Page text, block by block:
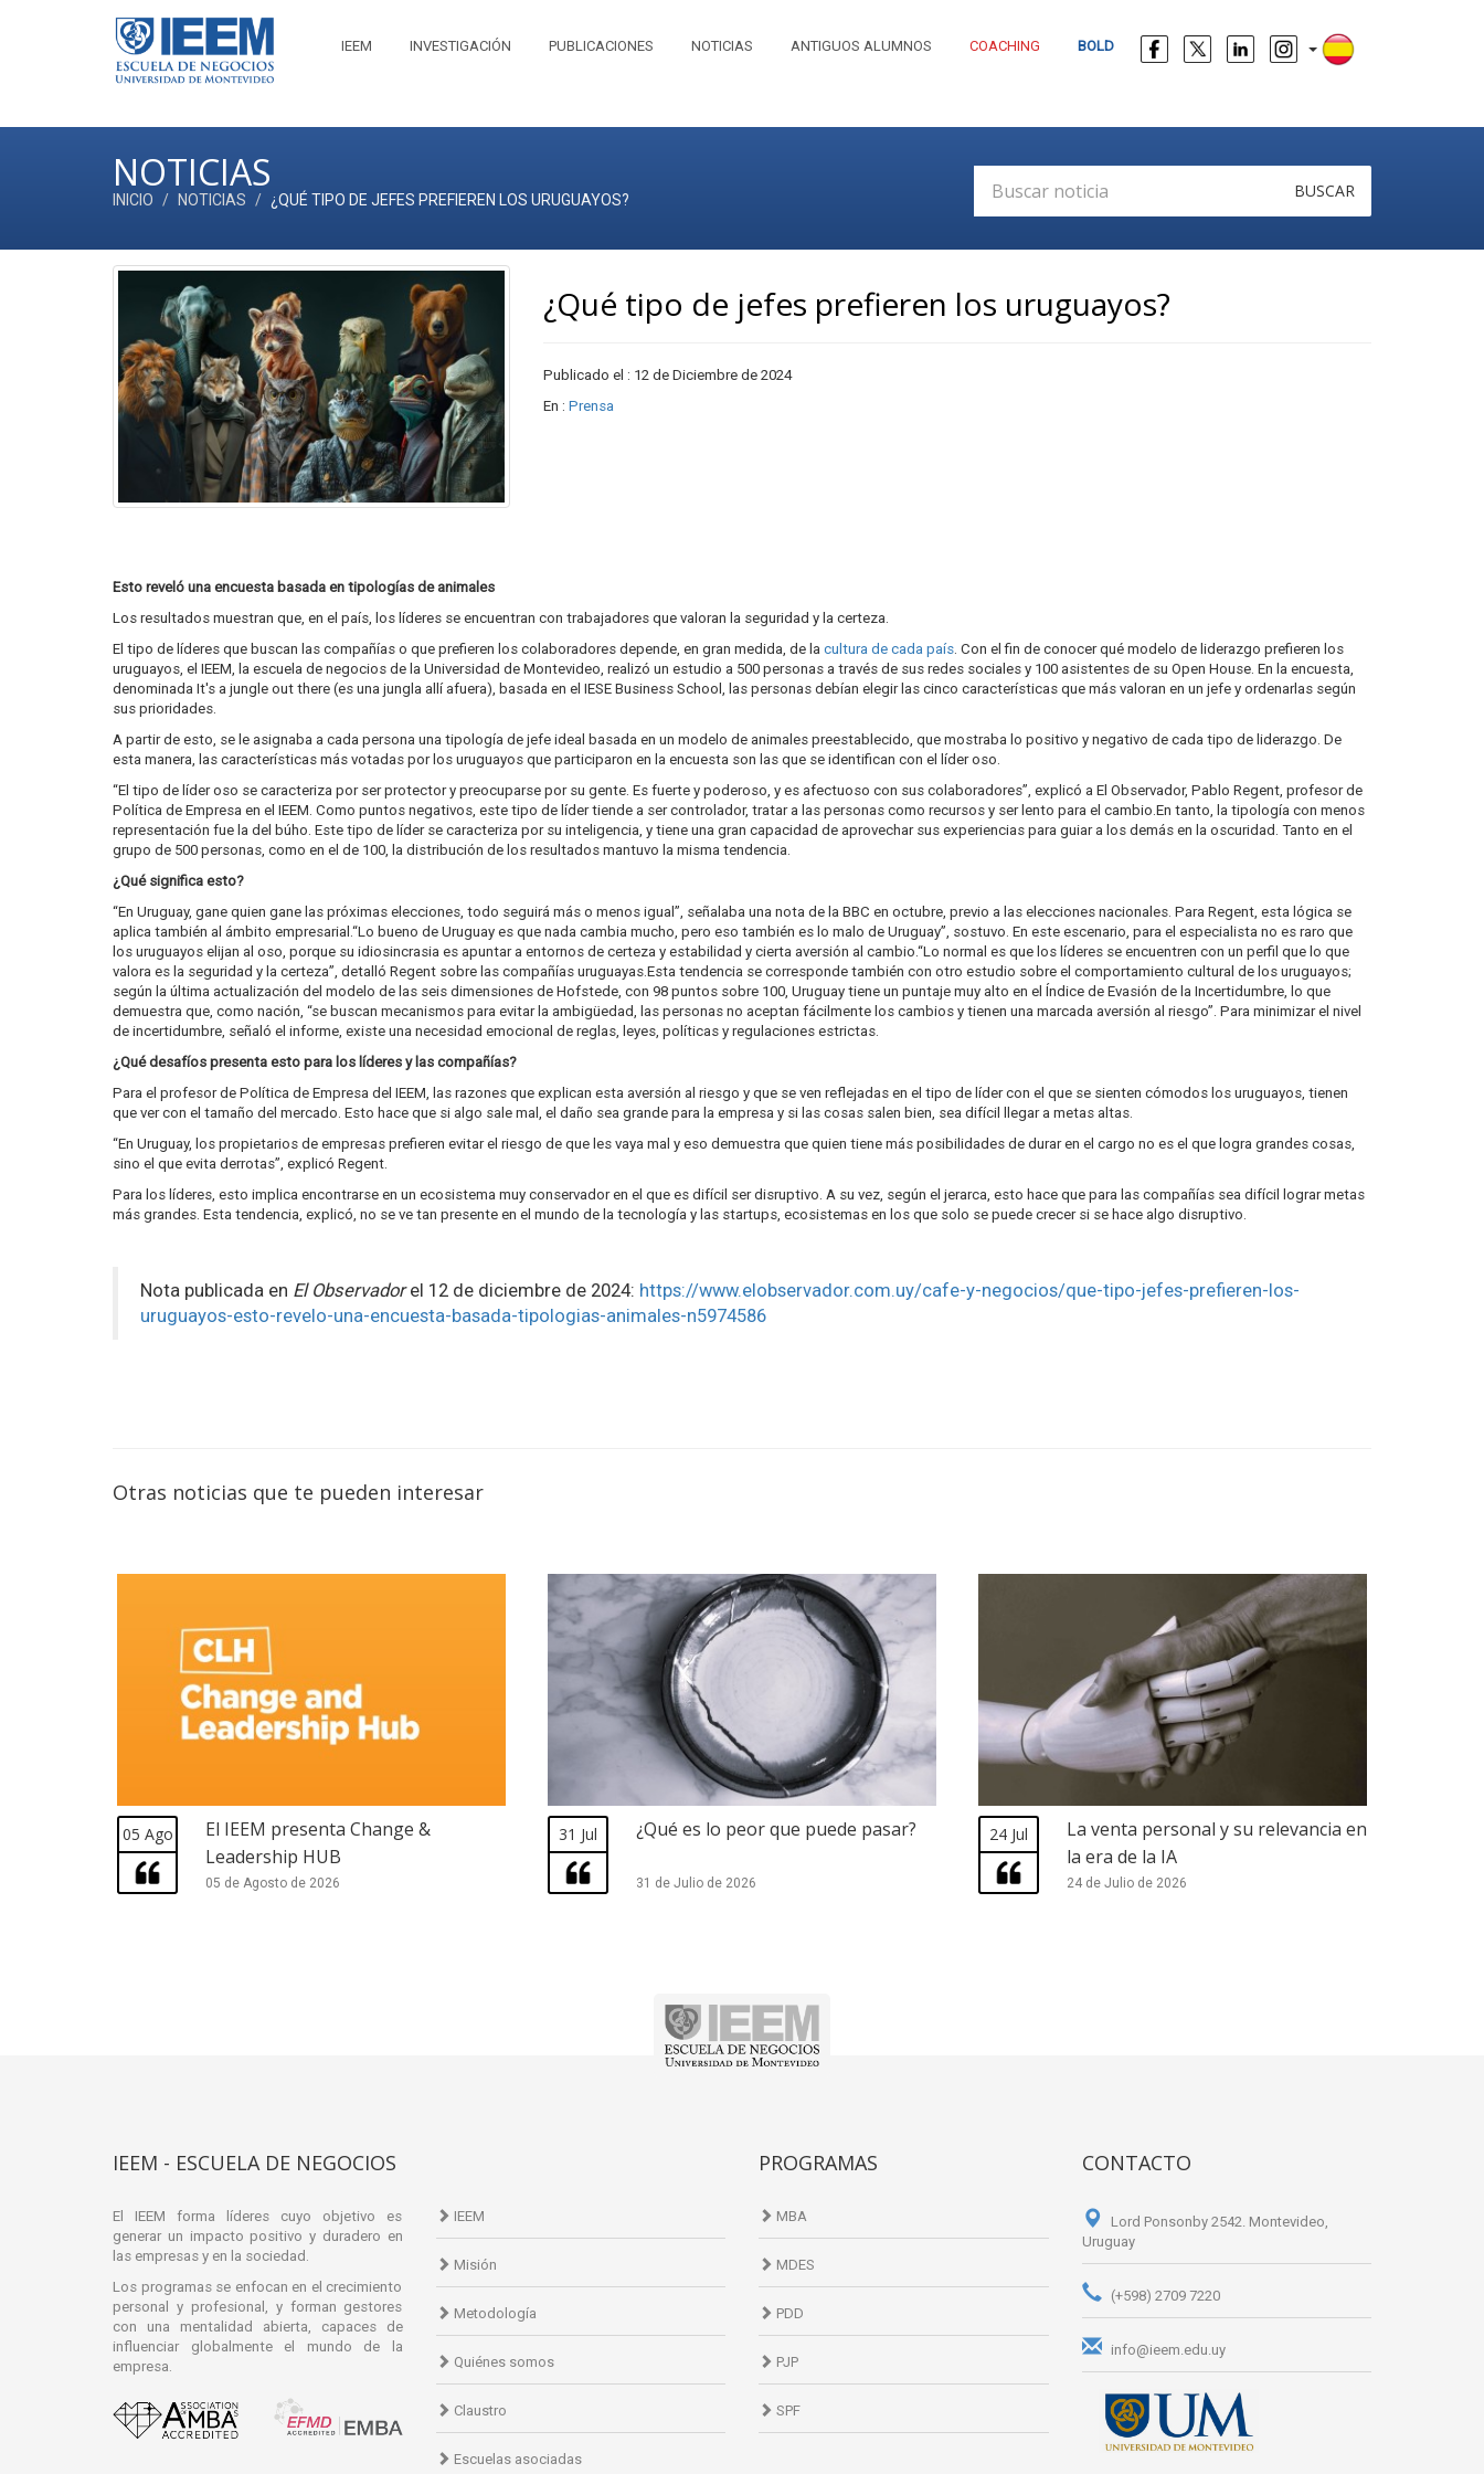
IEEM INVESTIGACIÓN PUBLICACIONES NOTICIAS ANTIGUOS ALUMNOS COACHING BOLD
NOTICIAS
INICIO NOTICIAS ¿QUÉ TIPO DE JEFES PREFIEREN LOS URUGUAYOS? BUSCAR
¿Qué tipo de jefes prefieren los uruguayos?
Publicado el : 12 de Diciembre de 2024
En : Prensa
Esto reveló una encuesta basada en tipologías de animales
Los resultados muestran que, en el país, los líderes se encuentran con trabajadores que valoran la seguridad y la certeza.
El tipo de líderes que buscan las compañías o que prefieren los colaboradores depende, en gran medida, de la cultura de cada país . Con el fin de conocer qué modelo de liderazgo prefieren los
uruguayos, el IEEM, la escuela de negocios de la Universidad de Montevideo, realizó un estudio a 500 personas a través de sus redes sociales y 100 asistentes de su Open House. En la encuesta,
denominada It's a jungle out there (es una jungla allí afuera), basada en el IESE Business School, las personas debían elegir las cinco características que más valoran en un jefe y ordenarlas según
sus prioridades.
A partir de esto, se le asignaba a cada persona una tipología de jefe ideal basada en un modelo de animales preestablecido, que mostraba lo positivo y negativo de cada tipo de liderazgo. De
esta manera, las características más votadas por los uruguayos que participaron en la encuesta son las que se identifican con el líder oso.
“El tipo de líder oso se caracteriza por ser protector y preocuparse por su gente. Es fuerte y poderoso, y es afectuoso con sus colaboradores”, explicó a El Observador, Pablo Regent, profesor de
Política de Empresa en el IEEM. Como puntos negativos, este tipo de líder tiende a ser controlador, tratar a las personas como recursos y ser lento para el cambio.En tanto, la tipología con menos
representación fue la del búho. Este tipo de líder se caracteriza por su inteligencia, y tiene una gran capacidad de aprovechar sus experiencias para guiar a los demás en la oscuridad. Tanto en el
grupo de 500 personas, como en el de 100, la distribución de los resultados mantuvo la misma tendencia.
¿Qué significa esto?
“En Uruguay, gane quien gane las próximas elecciones, todo seguirá más o menos igual”, señalaba una nota de la BBC en octubre, previo a las elecciones nacionales. Para Regent, esta lógica se
aplica también al ámbito empresarial.“Lo bueno de Uruguay es que nada cambia mucho, pero eso también es lo malo de Uruguay”, sostuvo. En este escenario, para el especialista no es raro que
los uruguayos elijan al oso, porque su idiosincrasia es apuntar a entornos de certeza y estabilidad y cierta aversión al cambio.“Lo normal es que los líderes se encuentren con un perfil que lo que
valora es la seguridad y la certeza”, detalló Regent sobre las compañías uruguayas.Esta tendencia se corresponde también con otro estudio sobre el comportamiento cultural de los uruguayos;
según la última actualización del modelo de las seis dimensiones de Hofstede, con 98 puntos sobre 100, Uruguay tiene un puntaje muy alto en el Índice de Evasión de la Incertidumbre, lo que
demuestra que, como nación, “se buscan mecanismos para evitar la ambigüedad, las personas no aceptan fácilmente los cambios y tienen una marcada aversión al riesgo”. Para minimizar el nivel
de incertidumbre, señaló el informe, existe una necesidad emocional de reglas, leyes, políticas y regulaciones estrictas.
¿Qué desafíos presenta esto para los líderes y las compañías?
Para el profesor de Política de Empresa del IEEM, las razones que explican esta aversión al riesgo y que se ven reflejadas en el tipo de líder con el que se sienten cómodos los uruguayos, tienen
que ver con el tamaño del mercado. Esto hace que si algo sale mal, el daño sea grande para la empresa y si las cosas salen bien, sea difícil llegar a metas altas.
“En Uruguay, los propietarios de empresas prefieren evitar el riesgo de que les vaya mal y eso demuestra que quien tiene más posibilidades de durar en el cargo no es el que logra grandes cosas,
sino el que evita derrotas”, explicó Regent.
Para los líderes, esto implica encontrarse en un ecosistema muy conservador en el que es difícil ser disruptivo. A su vez, según el jerarca, esto hace que para las compañías sea difícil lograr metas
más grandes. Esta tendencia, explicó, no se ve tan presente en el mundo de la tecnología y las startups, ecosistemas en los que solo se puede crecer si se hace algo disruptivo.
Nota publicada en El Observadorel 12 de diciembre de 2024: https://www.elobservador.com.uy/cafe-y-negocios/que-tipo-jefes-prefieren-los-
uruguayos-esto-revelo-una-encuesta-basada-tipologias-animales-n5974586
Otras noticias que te pueden interesar
05 Ago
El IEEM presenta Change &
Leadership HUB
05 de Agosto de 2026
31 Jul ¿Qué es lo peor que puede pasar?
31 de Julio de 2026
24 Jul
La venta personal y su relevancia en
la era de la IA
24 de Julio de 2026
IEEM - ESCUELA DE NEGOCIOS
El IEEM forma líderes cuyo objetivo es
generar un impacto positivo y duradero en
las empresas y en la sociedad.
Los programas se enfocan en el crecimiento
personal y profesional, y forman gestores
con una mentalidad abierta, capaces de
influenciar globalmente el mundo de la
empresa.
IEEM
Misión
Metodología
Quiénes somos
Claustro
Escuelas asociadas
PROGRAMAS
MBA
MDES
PDD
PJP
SPF
CONTACTO
Lord Ponsonby 2542. Montevideo,
Uruguay
(+598) 2709 7220
info@ieem.edu.uy